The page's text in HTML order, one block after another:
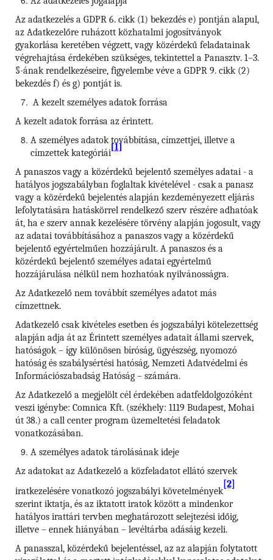
Az adatkezelés a GDPR 6. cikk (1) bekezdés e) pontján alapul,
az Adatkezelőre ruházott közhatalmi jogosítványok
gyakorlása keretében végzett, vagy közérdekű feladatainak
végrehajtása érdekében szükséges, tekintettel a Panasztv. 1–3.
§-ának rendelkezéseire, figyelembe véve a GDPR 9. cikk (2)
bekezdés f) és g) pontját is.
A kezelt személyes adatok forrása
A kezelt adatok forrása az érintett.
A személyes adatok továbbítása, címzettjei, illetve a
címzettek kategóriái
[1]
A panaszos vagy a közérdekű bejelentő személyes adatai - a
hatályos jogszabályban foglaltak kivételével - csak a panasz
vagy a közérdekű bejelentés alapján kezdeményezett eljárás
lefolytatására hatáskörrel rendelkező szerv részére adhatóak
át, ha e szerv annak kezelésére törvény alapján jogosult, vagy
az adatai továbbításához a panaszos vagy a közérdekű
bejelentő egyértelműen hozzájárult. A panaszos és a
közérdekű bejelentő személyes adatai egyértelmű
hozzájárulása nélkül nem hozhatóak nyilvánosságra.
Az Adatkezelő nem továbbít személyes adatot más
címzettnek.
Adatkezelő csak kivételes esetben és jogszabályi kötelezettség
alapján adja át az Érintett személyes adatait állami szervek,
hatóságok – így különösen bíróság, ügyészség, nyomozó
hatóság és szabálysértési hatóság, Nemzeti Adatvédelmi és
Információszabadság Hatóság – számára.
Az Adatkezelő a megjelölt cél érdekében adatfeldolgozóként
veszi igénybe: Comnica Kft. (székhely: 1119 Budapest, Mohai
út 38.) a call center program üzemeltetési feladatok
vonatkozásában.
A személyes adatok tárolásának ideje
Az adatokat az Adatkezelő a közfeladatot ellátó szervek
iratkezelésére vonatkozó jogszabályi követelmények
[2]
szerint iktatja, és az iktatott iratok között a mindenkor
hatályos irattári tervben meghatározott selejtezési időig,
illetve – ennek hiányában – levéltárba adásáig kezeli.
A panasszal, közérdekű bejelentéssel, az az alapján folytatott